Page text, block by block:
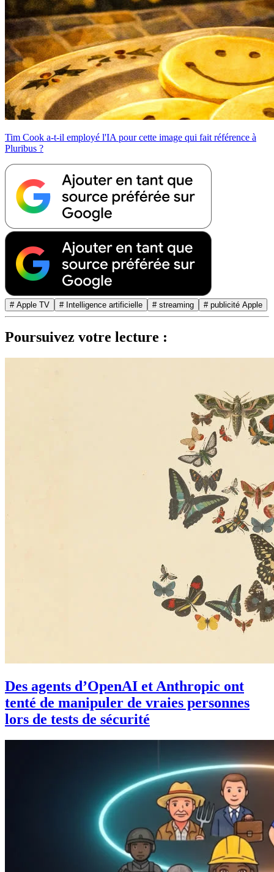
Tim Cook a-t-il employé l'IA pour cette image qui fait référence à
Pluribus ?
# Apple TV # Intelligence artificielle # streaming # publicité Apple
Poursuivez votre lecture :
Des agents d’OpenAI et Anthropic ont
tenté de manipuler de vraies personnes
lors de tests de sécurité